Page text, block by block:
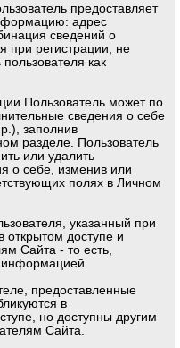
предоставляет
адрес
сведений о
при регистрации, не
как
Пользователь может по
сведения о себе
заполнив
разделе. Пользователь
или удалить
о себе, изменив или
полях в Личном
указанный при
открытом доступе и
Сайта - то есть,
предоставленные
в
но доступны другим
Сайта.